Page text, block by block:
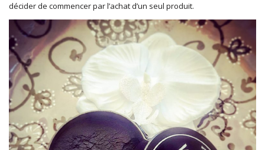
décider de commencer par l’achat d’un seul produit.